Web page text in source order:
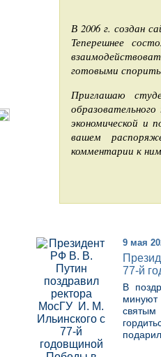
В 2006 г. создан
Теперешнее
готовыми
Приглашаю
экономической и
вашем
комментарии к
9 мая
77-й
В
святым